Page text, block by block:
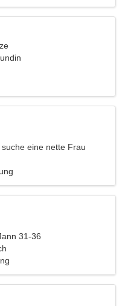
eine nette Frau
31-36